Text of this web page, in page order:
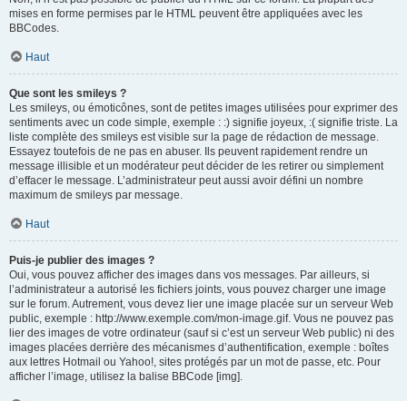
mises en forme permises par le HTML peuvent être appliquées avec les
BBCodes.
Haut
Que sont les smileys ?
Les smileys, ou émoticônes, sont de petites images utilisées pour exprimer des
sentiments avec un code simple, exemple : :) signifie joyeux, :( signifie triste. La
liste complète des smileys est visible sur la page de rédaction de message.
Essayez toutefois de ne pas en abuser. Ils peuvent rapidement rendre un
message illisible et un modérateur peut décider de les retirer ou simplement
d’effacer le message. L’administrateur peut aussi avoir défini un nombre
maximum de smileys par message.
Haut
Puis-je publier des images ?
Oui, vous pouvez afficher des images dans vos messages. Par ailleurs, si
l’administrateur a autorisé les fichiers joints, vous pouvez charger une image
sur le forum. Autrement, vous devez lier une image placée sur un serveur Web
public, exemple : http://www.exemple.com/mon-image.gif. Vous ne pouvez pas
lier des images de votre ordinateur (sauf si c’est un serveur Web public) ni des
images placées derrière des mécanismes d’authentification, exemple : boîtes
aux lettres Hotmail ou Yahoo!, sites protégés par un mot de passe, etc. Pour
afficher l’image, utilisez la balise BBCode [img].